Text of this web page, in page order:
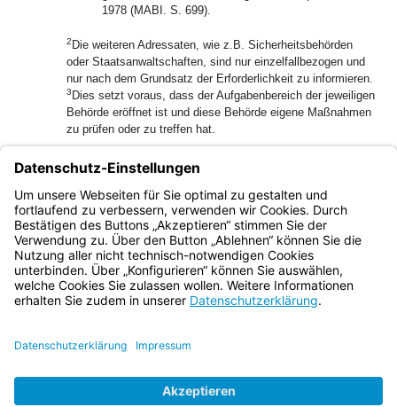
1978 (MABI. S. 699).
2 Die weiteren Adressaten, wie z.B. Sicherheitsbehörden
oder Staatsanwaltschaften, sind nur einzelfallbezogen und
nur nach dem Grundsatz der Erforderlichkeit zu informieren.
3 Dies setzt voraus, dass der Aufgabenbereich der jeweiligen
Behörde eröffnet ist und diese Behörde eigene Maßnahmen
zu prüfen oder zu treffen hat.
Lebensmittelsicherheit werden, soweit erforderlich, vom
Staatsministerium des Innern, für Bau und Verkehr
(Lagezentrum Bayern) verständigt.
Bayern.de
BayernPortal
Impressum